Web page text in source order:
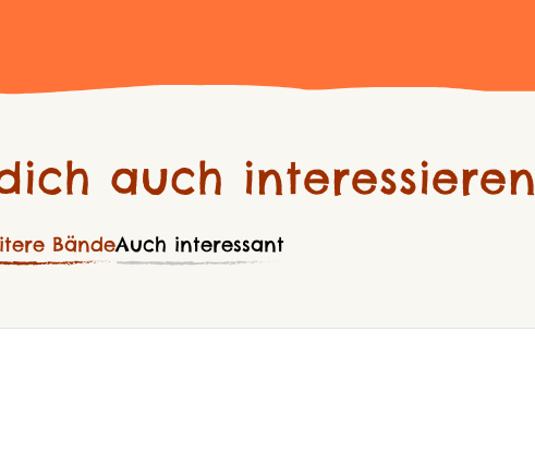
auch interessieren
BändeAuch interessant